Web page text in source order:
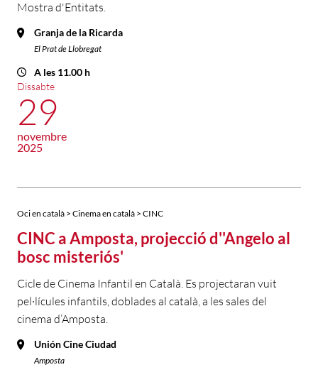
Mostra d'Entitats.
Granja de la Ricarda
El Prat de Llobregat
A les 11.00 h
Dissabte
29
novembre
2025
Oci en català > Cinema en català > CINC
CINC a Amposta, projecció d''Angelo al
bosc misteriós'
Cicle de Cinema Infantil en Català. Es projectaran vuit
pel·lícules infantils, doblades al català, a les sales del
cinema d’Amposta.
Unión Cine Ciudad
Amposta